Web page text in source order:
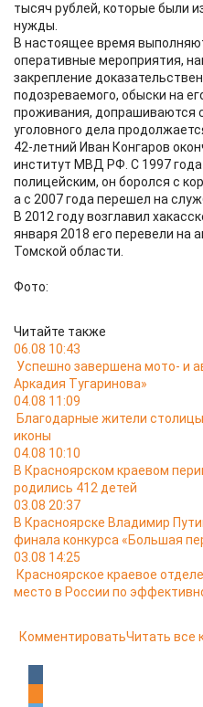
тысяч рублей, которые были
нужды.
В настоящее время
оперативные мероприятия,
закрепление
подозреваемого, обыски на
проживания, допрашиваются
уголовного дела
42-летний Иван Конгаров
институт МВД РФ. С 1997 года
полицейским, он боролся с
а с 2007 года перешел на
В 2012 году возглавил
января 2018 его перевели на
Томской области.
Фото:
Читайте также
06.08 10:43
Успешно завершена мото- и
Аркадия Тугаринова»
04.08 11:09
Благодарные жители
иконы
04.08 10:10
В Красноярском краевом
родились 412 детей
03.08 20:37
В Красноярске Владимир
финала конкурса «Большая
03.08 14:25
Красноярское краевое
место в России по
КомментироватьЧитать все